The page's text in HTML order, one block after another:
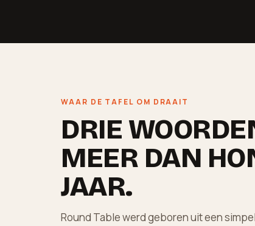
WAAR DE TAFEL OM DRAAIT
DRIE
MEER DAN
JAAR.
Round Table werd geboren uit een